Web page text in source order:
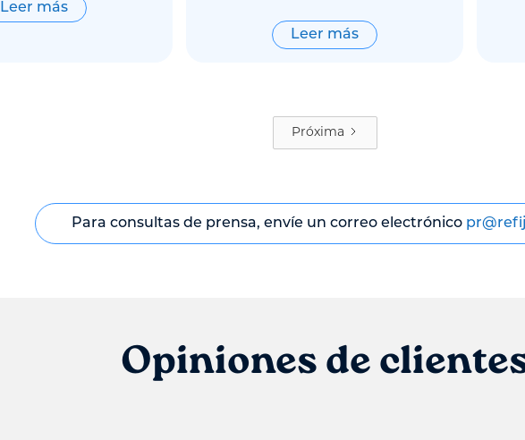
Leer más
Leer más
Próxima
Para consultas de prensa, envíe un correo electrónico
Opiniones de